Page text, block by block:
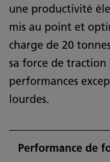
une productivité
mis au point et
charge de 20
sa force de
performances
lourdes.
Performance de